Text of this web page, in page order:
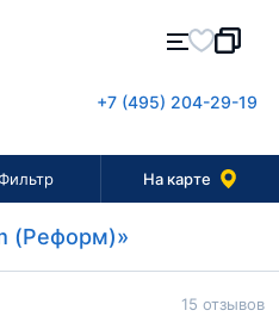
+7 (495) 204-29-19
На карте
(Реформ)»
15 отзывов